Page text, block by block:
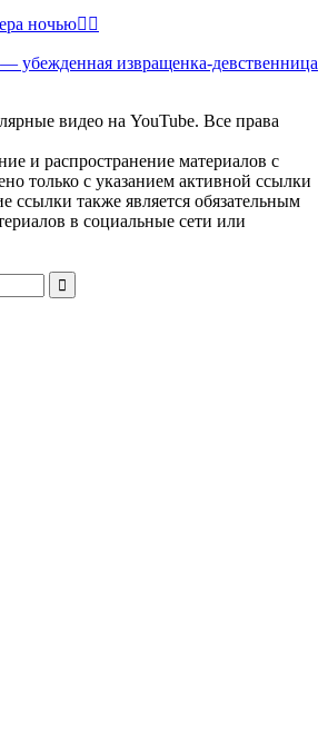
ночью🤷‍♀️
убежденная извращенка-девственница
видео на YouTube. Все права
и распространение материалов с
только с указанием активной ссылки
ссылки также является обязательным
в социальные сети или